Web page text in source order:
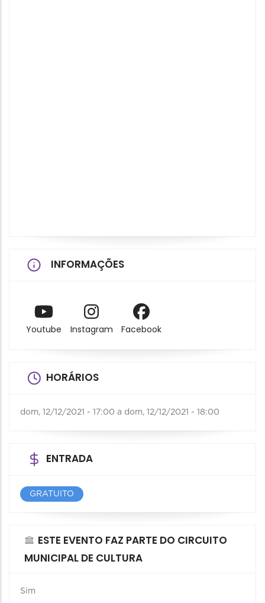
INFORMAÇÕES
Youtube Instagram Facebook
HORÁRIOS
dom, 12/12/2021 - 17:00 a dom, 12/12/2021 - 18:00
ENTRADA
GRATUITO
ESTE EVENTO FAZ PARTE DO CIRCUITO
MUNICIPAL DE CULTURA
Sim